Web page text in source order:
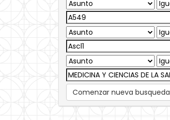
Comenzar nueva busqueda